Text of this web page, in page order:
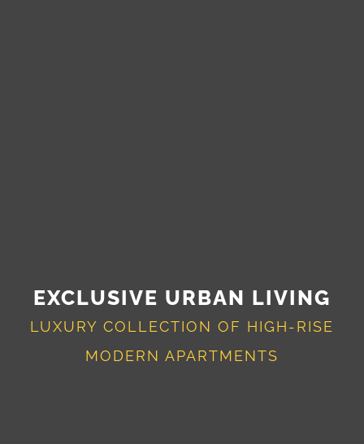
EXCLUSIVE URBAN LIVING
LUXURY COLLECTION OF HIGH-RISE
MODERN APARTMENTS